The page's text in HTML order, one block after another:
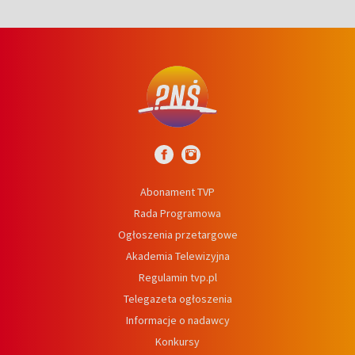
Abonament TVP
Rada Programowa
Ogłoszenia przetargowe
Akademia Telewizyjna
Regulamin tvp.pl
Telegazeta ogłoszenia
Informacje o nadawcy
Konkursy